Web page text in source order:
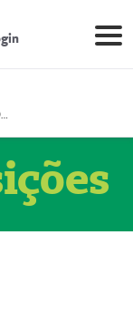
Prestador OFTALMOCLÍNICA SÃO GONÇALO (55004164-2)